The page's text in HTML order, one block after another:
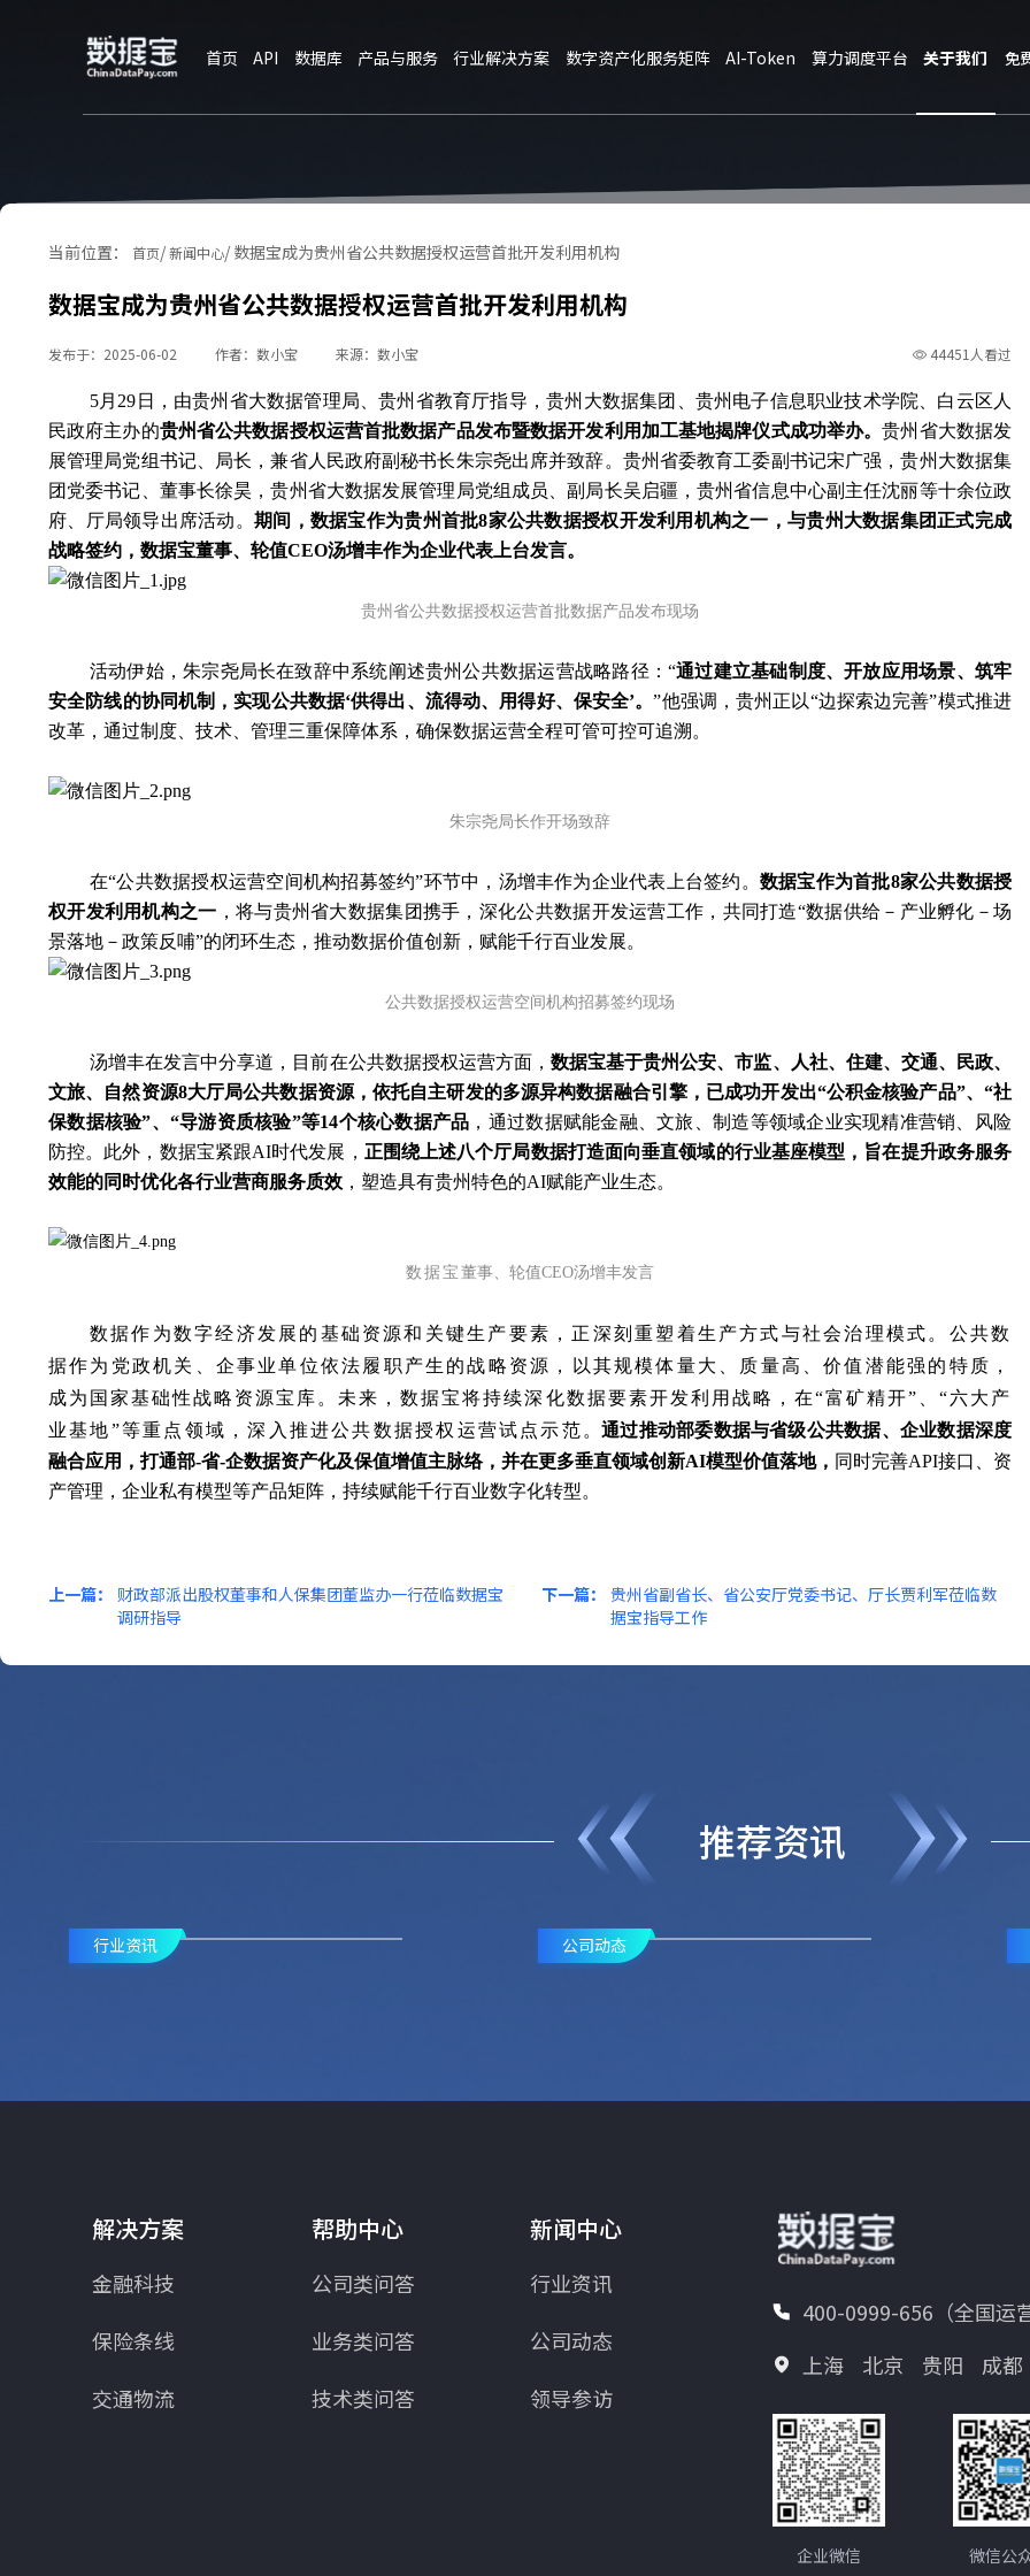
首页 API 数据库 产品与服务 行业解决方案 数字资产化服务矩阵 AI-Token 算力调度平台 关于我们 免
当前位置： 首页/新闻中心/ 数据宝成为贵州省公共数据授权运营首批开发利用机构
数据宝成为贵州省公共数据授权运营首批开发利用机构
发布于：2025-06-02 作者：数小宝 来源：数小宝 44451人看过
5月29日，由贵州省大数据管理局、贵州省教育厅指导，贵州大数据集团、贵州电子信息职业技术学院、白云区人
民政府主办的贵州省公共数据授权运营首批数据产品发布暨数据开发利用加工基地揭牌仪式成功举办。贵州省大数据发
展管理局党组书记、局长，兼省人民政府副秘书长朱宗尧出席并致辞。贵州省委教育工委副书记宋广强，贵州大数据集
团党委书记、董事长徐昊，贵州省大数据发展管理局党组成员、副局长吴启疆，贵州省信息中心副主任沈丽等十余位政
府、厅局领导出席活动。期间，数据宝作为贵州首批8家公共数据授权开发利用机构之一，与贵州大数据集团正式完成
战略签约，数据宝董事、 轮值CEO汤增丰作为企业代表上台发言。
贵州省公共数据授权运营首批数据产品发布现场
活动伊始，朱宗尧局长在致辞中系统阐述贵州公共数据运营战略路径：“通过建立基础制度、开放应用场景、筑牢
安全防线的协同机制，实现公共数据‘供得出、流得动、用得好、保安全’。”他强调，贵州正以“边探索边完善”模式推进
改革，通过制度、技术、管理三重保障体系，确保数据运营全程可管可控可追溯。
朱宗尧局长作开场致辞
在“公共数据授权运营空间机构招募签约”环节中，汤增丰作为企业代表上台签约。 数据宝作为首批8家公共数据授
权开发利用机构之一 ，将与贵州省大数据集团携手，深化公共数据开发运营工作，共同打造“数据供给－产业孵化－场
景落地－政策反哺”的闭环生态，推动数据价值创新，赋能千行百业发展。
公共数据授权运营空间机构招募签约现场
汤增丰在发言中分享道，目前在公共数据授权运营方面，数据宝基于贵州公安、市监、人社、住建、交通、民政、
文旅、自然资源8大厅局公共数据资源，依托自主研发的多源异构数据融合引擎，已成功开发出“公积金核验产品”、“社
保数据核验”、“导游资质核验”等14个核心数据产品 ，通过数据赋能金融、文旅、制造等领域企业实现精准营销、风险
防控。此外，数据宝紧跟AI时代发展， 正围绕上述八个厅局数据打造面向垂直领域的行业基座模型，旨在提升政务服务
效能的同时优化各行业营商服务质效 ，塑造具有贵州特色的AI赋能产业生态。
数据宝 董事、轮值CEO汤增丰发言
数据作为数字经济发展的基础资源和关键生产要素，正深刻重塑着生产方式与社会治理模式。公共数
据作为党政机关、企事业单位依法履职产生的战略资源，以其规模体量大、质量高、价值潜能强的特质，
成为国家基础性战略资源宝库。未来，数据宝将持续深化数据要素开发利用战略，在“富矿精开”、“六大产
业基地”等重点领域，深入推进公共数据授权运营试点示范 。通过推动部委数据与省级公共数据、企业数据深度
融合应用，打通部-省-企数据资产化及保值增值主脉络，并在更多垂直领域创新AI模型价值落地， 同时完善API接口
、资
产管理，企业私有模型等产品矩阵，持续赋能千行百业数字化转型。
上一篇：
财政部派出股权董事和人保集团董监办一行莅临数据宝
调研指导
下一篇：
贵州省副省长、省公安厅党委书记、厅长贾利军莅临数
据宝指导工作
推荐资讯
行业资讯 公司动态
解决方案
金融科技
保险条线
交通物流
帮助中心
公司类问答
业务类问答
技术类问答
新闻中心
行业资讯
公司动态
领导参访
400-0999-656（全国运
上海
北京 贵阳 成都
企业微信 微信公